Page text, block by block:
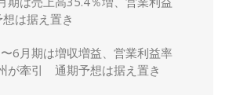
は据え置き
6月期は増収増益、営業利益率
が牽引 通期予想は据え置き